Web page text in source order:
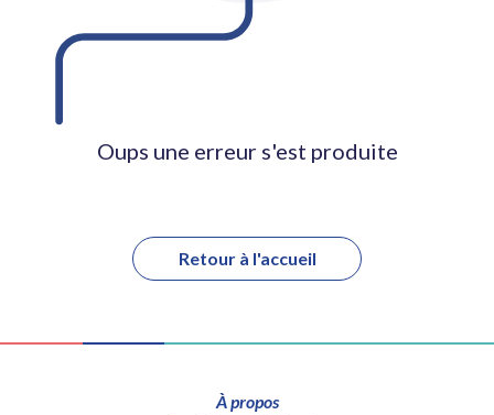
Oups une erreur s'est produite
Retour à l'accueil
À propos